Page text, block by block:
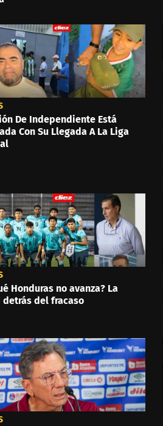
De Independiente Está
Con Su Llegada A La Liga
Honduras no avanza? La
detrás del fracaso